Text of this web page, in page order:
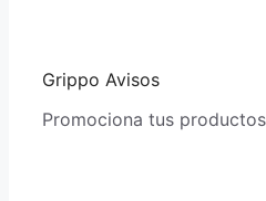
Grippo Avisos
Promociona tus